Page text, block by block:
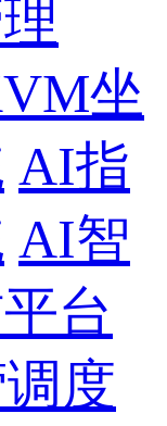
坐
AI指
AI智
台
度